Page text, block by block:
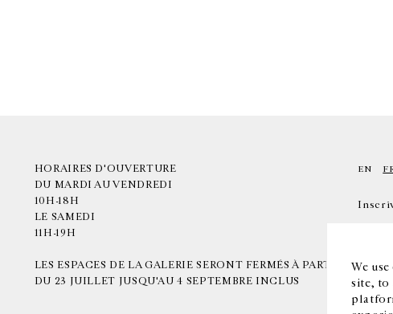
We
site, to
HORAIRES D'OUVERTURE
DU MARDI AU VENDREDI
10H-18H
LE SAMEDI
11H-19H
LES ESPACES DE LA GALERIE SERONT FERMÉS À PARTIR
DU 23 JUILLET JUSQU'AU 4 SEPTEMBRE INCLUS
EN